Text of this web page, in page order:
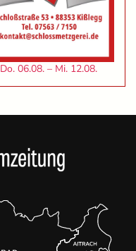
Do. 06.08. – Mi. 12.08.